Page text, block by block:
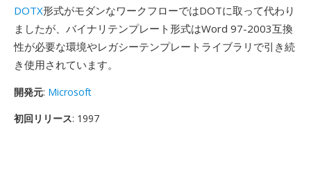
DOTX形式がモダンなワークフローではDOTに取って代わり
ましたが、バイナリテンプレート形式はWord 97-2003互換
性が必要な環境やレガシーテンプレートライブラリで引き続
き使用されています。
開発元: Microsoft
初回リリース: 1997